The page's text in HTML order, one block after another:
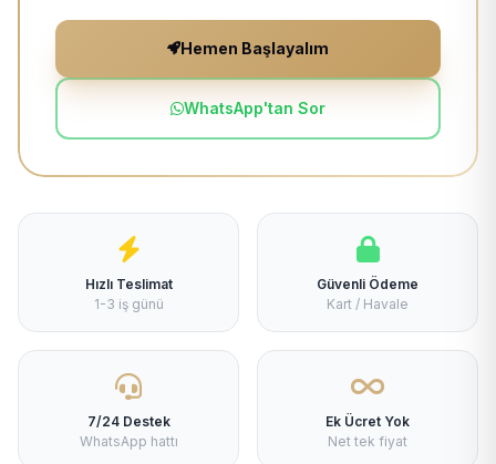
Hemen Başlayalım
WhatsApp'tan Sor
Hızlı Teslimat
1-3 iş günü
Güvenli Ödeme
Kart / Havale
7/24 Destek
WhatsApp hattı
Ek Ücret Yok
Net tek fiyat